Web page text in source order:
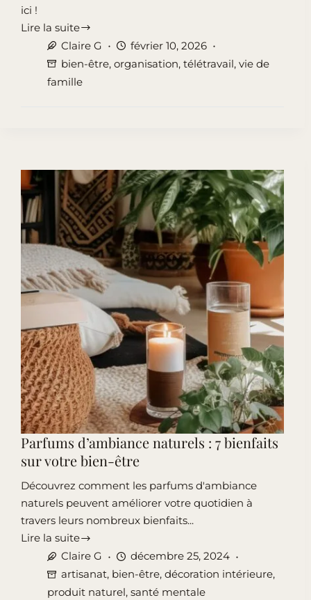
ici !
Lire la suite
Télétravail
efficaces
pour
votre
équilibre
personnel
et
professionnel
Claire G
février 10, 2026
bien-être, organisation, télétravail, vie de
famille
Parfums d’ambiance naturels : 7 bienfaits
sur votre bien-être
Découvrez comment les parfums d'ambiance
naturels peuvent améliorer votre quotidien à
travers leurs nombreux bienfaits...
Lire la suite
Parfums
d’ambiance
naturels
Claire G
décembre 25, 2024
artisanat, bien-être, décoration intérieure,
produit naturel, santé mentale